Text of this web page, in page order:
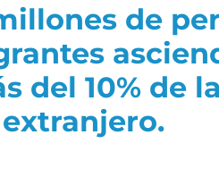
de
del 10% de